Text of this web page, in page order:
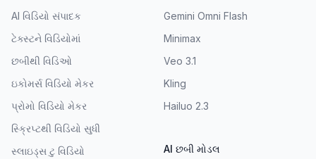
AI વિડિયો સંપાદક
ટેક્સ્ટને વિડિયોમાં
છબીથી વિડિઓ
ઇકોમર્સ વિડિયો મેકર
પ્રોમો વિડિયો મેકર
સ્ક્રિપ્ટથી વિડિયો સુધી
સ્લાઇડ્સ ટુ વિડિયો
Gemini Omni Flash
Minimax
Veo 3.1
Kling
Hailuo 2.3
AI છબી મોડલ